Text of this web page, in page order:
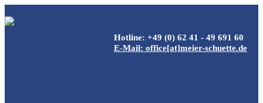
Hotline: +49 (0) 62 41 - 49 691 60
E-Mail: office[at]meier-schuette.de